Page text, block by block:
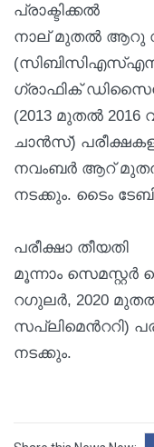
പ്രാക്ടിക്കല്‍
നാല് മുതല്‍ ആറു
ഗ്രാഫിക്
(2013 മുതല്‍ 2016
ചാന്‍സ്)
നവംബര്‍ ആറ് മുതല്‍
നടക്കും. ടൈം
പരീക്ഷാ തീയതി
മൂന്നാം
റഗുലര്‍, 2020
സപ്ലിമെന്‍ററി)
നടക്കും.